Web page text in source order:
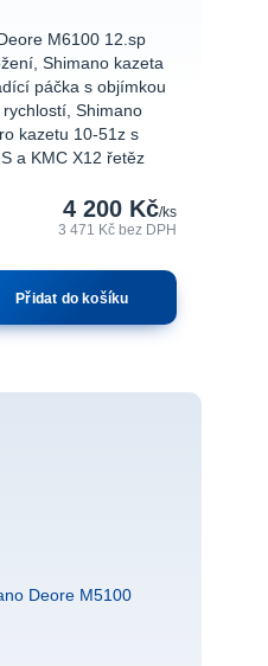
M6100 12.sp
Shimano kazeta
páčka s objímkou
Shimano
kazetu 10-51z s
a KMC X12 řetěz
4 200 Kč/ks
3 471 Kčbez DPH
Přidat do košíku